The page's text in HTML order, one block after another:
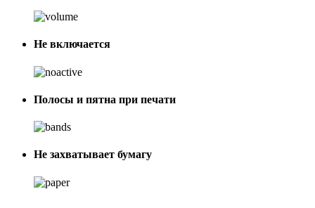
Не включается
Полосы и пятна при печати
Не захватывает бумагу